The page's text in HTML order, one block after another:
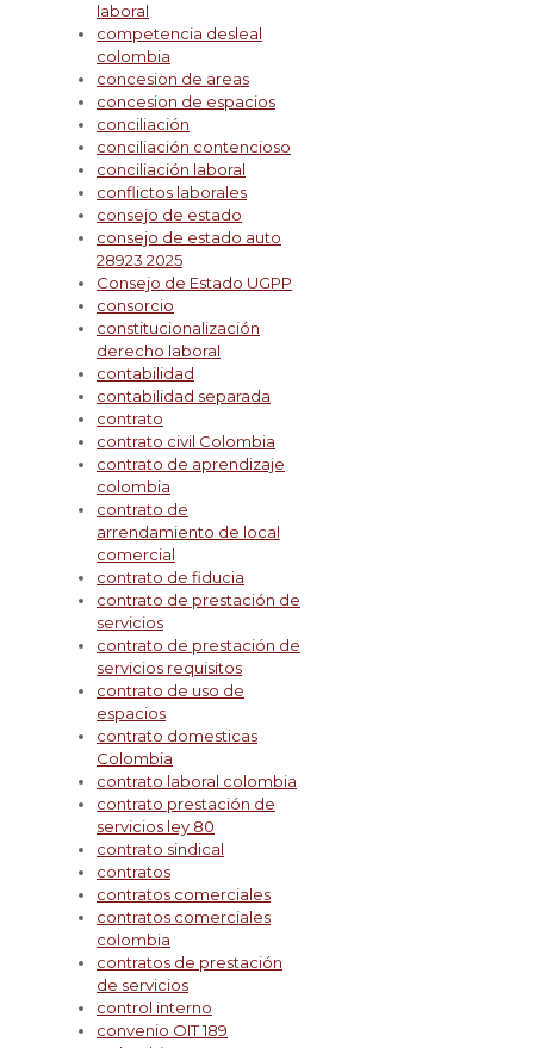
laboral
competencia desleal
colombia
concesion de areas
concesion de espacios
conciliación
conciliación contencioso
conciliación laboral
conflictos laborales
consejo de estado
consejo de estado auto
28923 2025
Consejo de Estado UGPP
consorcio
constitucionalización
derecho laboral
contabilidad
contabilidad separada
contrato
contrato civil Colombia
contrato de aprendizaje
colombia
contrato de
arrendamiento de local
comercial
contrato de fiducia
contrato de prestación de
servicios
contrato de prestación de
servicios requisitos
contrato de uso de
espacios
contrato domesticas
Colombia
contrato laboral colombia
contrato prestación de
servicios ley 80
contrato sindical
contratos
contratos comerciales
contratos comerciales
colombia
contratos de prestación
de servicios
control interno
convenio OIT 189